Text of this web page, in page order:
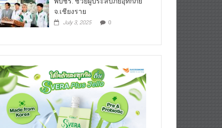
จ.เชียงราย
July 3, 2025 0